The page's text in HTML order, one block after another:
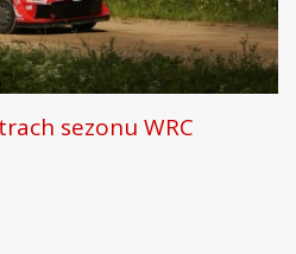
sezonu WRC